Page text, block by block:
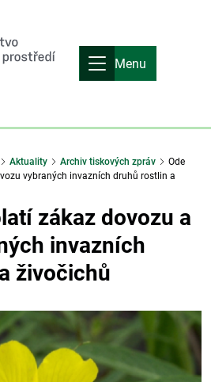
Menu
Aktuality Archiv tiskových zpráv
Ode
vybraných invazních druhů rostlin a
zákaz dovozu a
invazních
živočichů